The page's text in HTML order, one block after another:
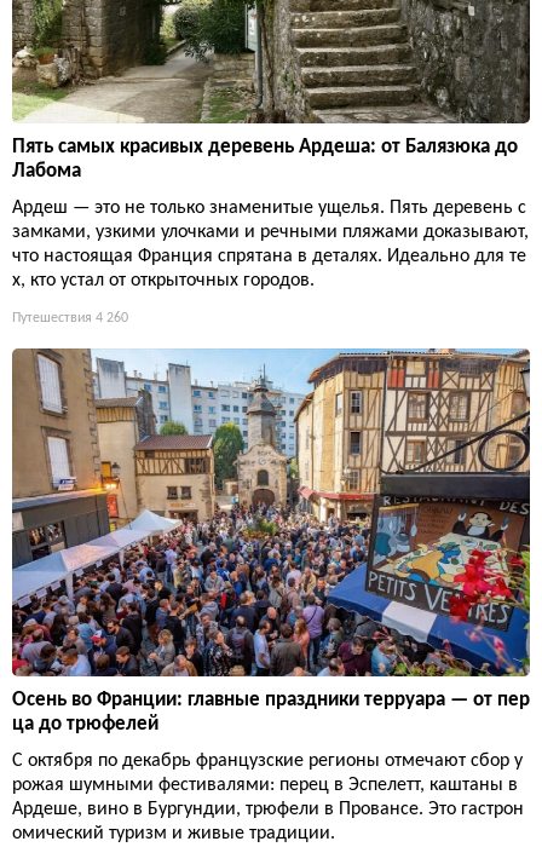
Пять самых красивых деревень Ардеша: от Балязюка до
Лабома
Ардеш — это не только знаменитые ущелья. Пять деревень с
замками, узкими улочками и речными пляжами доказывают,
что настоящая Франция спрятана в деталях. Идеально для те
х, кто устал от открыточных городов.
Путешествия 4 260
Осень во Франции: главные праздники терруара — от пер
ца до трюфелей
С октября по декабрь французские регионы отмечают сбор у
рожая шумными фестивалями: перец в Эспелетт, каштаны в
Ардеше, вино в Бургундии, трюфели в Провансе. Это гастрон
омический туризм и живые традиции.